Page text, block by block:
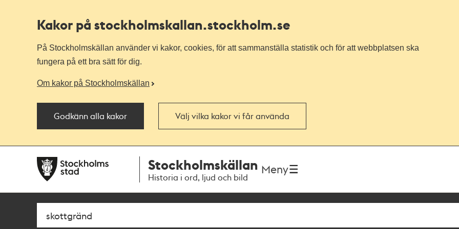
Kakor på stockholmskallan.stockholm.se
På Stockholmskällan använder vi kakor, cookies, för att sammanställa statistik och för att webbplatsen ska
fungera på ett bra sätt för dig.
Om kakor på Stockholmskällan
Godkänn alla kakor Välj vilka kakor vi får använda
navigationen
huvudinnehållet
Stockholmskällan
Historia i ord, ljud och bild
Meny
Sök